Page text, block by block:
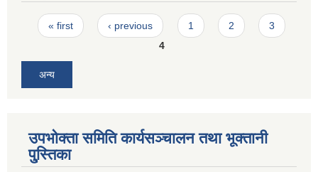
Pages
« first ‹ previous 1 2
3
4
अन्य
उपभोक्ता समिति कार्यसञ्चालन तथा भूक्तानी
पु्स्तिका